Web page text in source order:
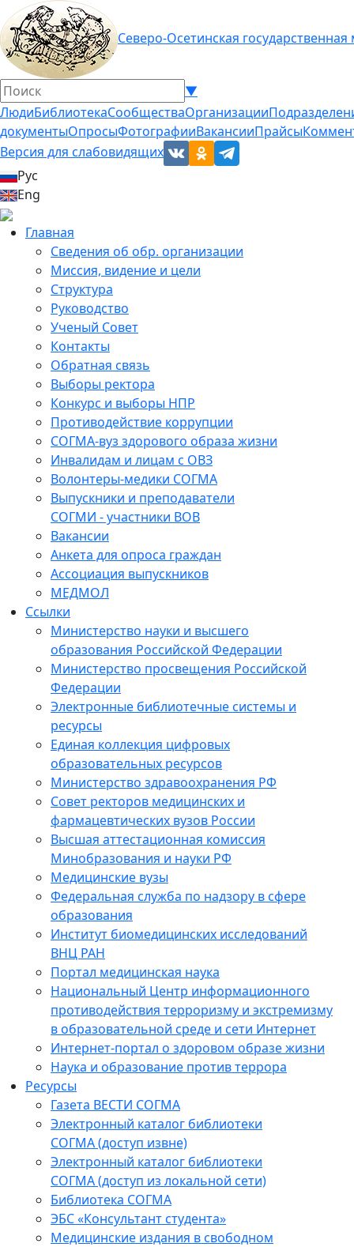
Северо-Осетинская
▼
ЛюдиБиблиотекаСообществаОрганизации
документыОпросыФотографииВакансииПрайсы
Версия для слабовидящих
Рус
Eng
Главная
Сведения об обр. организации
Миссия, видение и цели
Структура
Руководство
Ученый Совет
Контакты
Обратная связь
Выборы ректора
Конкурс и выборы НПР
Противодействие коррупции
СОГМА-вуз здорового образа жизни
Инвалидам и лицам с ОВЗ
Волонтеры-медики СОГМА
Выпускники и преподаватели
СОГМИ - участники ВОВ
Вакансии
Анкета для опроса граждан
Ассоциация выпускников
МЕДМОЛ
Ссылки
Министерство науки и высшего
образования Российской Федерации
Министерство просвещения Российской
Федерации
Электронные библиотечные системы и
ресурсы
Единая коллекция цифровых
образовательных ресурсов
Министерство здравоохранения РФ
Совет ректоров медицинских и
фармацевтических вузов России
Высшая аттестационная комиссия
Минобразования и науки РФ
Медицинские вузы
Федеральная служба по надзору в сфере
образования
Институт биомедицинских исследований
ВНЦ РАН
Портал медицинская наука
Национальный Центр информационного
противодействия терроризму и экстремизму
в образовательной среде и сети Интернет
Интернет-портал о здоровом образе жизни
Наука и образование против террора
Ресурсы
Газета ВЕСТИ СОГМА
Электронный каталог библиотеки
СОГМА (доступ извне)
Электронный каталог библиотеки
СОГМА (доступ из локальной сети)
Библиотека СОГМА
ЭБС «Консультант студента»
Медицинские издания в свободном